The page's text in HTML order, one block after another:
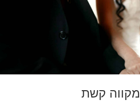
מקווה קשת